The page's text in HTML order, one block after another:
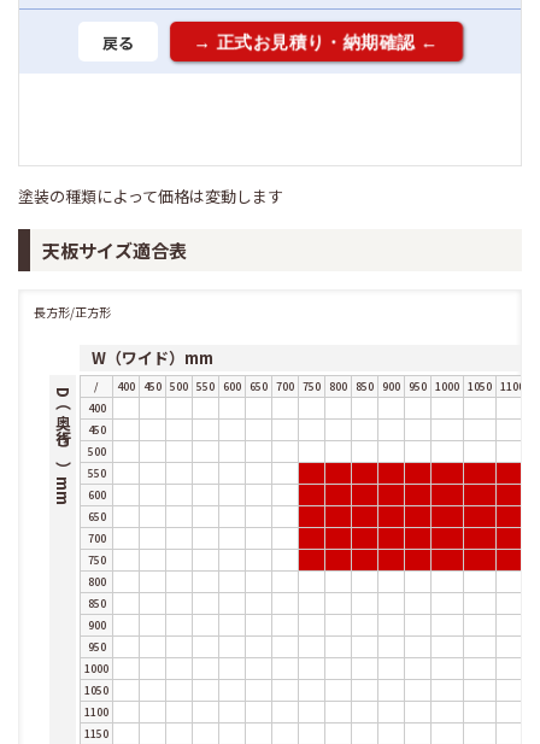
戻る
塗装の種類によって価格は変動します
天板サイズ適合表
長方形/正方形
W（ワイド）mm
D（奥行き）mm
/ 400 450 500 550 600 650 700 750 800 850 900 950 1000 1050 1100
400
450
500
550
600
650
700
750
800
850
900
950
1000
1050
1100
1150